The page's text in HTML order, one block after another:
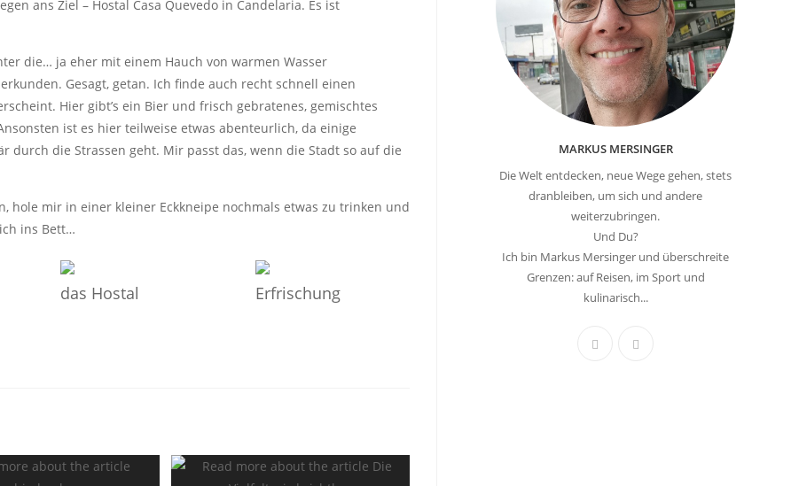
ans Ziel – Hostal Casa Quevedo in Candelaria. Es ist
die… ja eher mit einem Hauch von warmen Wasser
Gesagt, getan. Ich finde auch recht schnell einen
Hier gibt’s ein Bier und frisch gebratenes, gemischtes
ist es hier teilweise etwas abenteurlich, da einige
durch die Strassen geht. Mir passt das, wenn die Stadt so auf die
hole mir in einer kleiner Eckkneipe nochmals etwas zu trinken und
ins Bett…
das Hostal Erfrischung
MARKUS MERSINGER
Die Welt entdecken, neue Wege gehen, stets
dranbleiben, um sich und andere
weiterzubringen.
Und Du?
Ich bin Markus Mersinger und überschreite
Grenzen: auf Reisen, im Sport und
kulinarisch...